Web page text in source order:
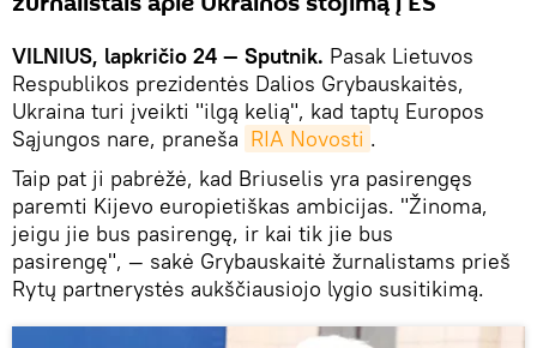
VILNIUS, lapkričio 24 — Sputnik. Pasak Lietuvos
Respublikos prezidentės Dalios Grybauskaitės,
Ukraina turi įveikti "ilgą kelią", kad taptų Europos
Sąjungos nare, praneša RIA Novosti .
Taip pat ji pabrėžė, kad Briuselis yra pasirengęs
paremti Kijevo europietiškas ambicijas. "Žinoma,
jeigu jie bus pasirengę, ir kai tik jie bus
pasirengę", — sakė Grybauskaitė žurnalistams prieš
Rytų partnerystės aukščiausiojo lygio susitikimą.